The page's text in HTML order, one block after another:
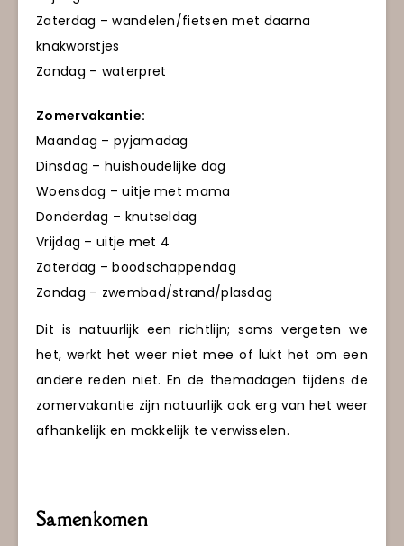
Zaterdag – wandelen/fietsen met daarna
knakworstjes
Zondag – waterpret
Zomervakantie:
Maandag – pyjamadag
Dinsdag – huishoudelijke dag
Woensdag – uitje met mama
Donderdag – knutseldag
Vrijdag – uitje met 4
Zaterdag – boodschappendag
Zondag – zwembad/strand/plasdag
Dit is natuurlijk een richtlijn; soms vergeten we
het, werkt het weer niet mee of lukt het om een
andere reden niet. En de themadagen tijdens de
zomervakantie zijn natuurlijk ook erg van het weer
afhankelijk en makkelijk te verwisselen.
Samenkomen